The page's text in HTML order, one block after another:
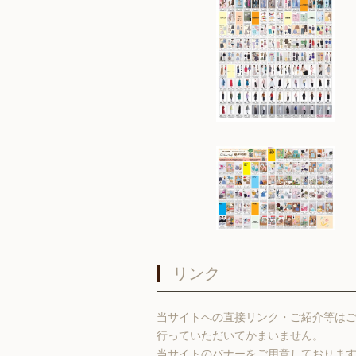
リンク
当サイトへの直接リンク・ご紹介等は
行っていただいてかまいません。